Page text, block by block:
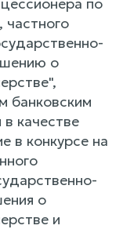
о
банковским
качестве
в конкурсе на
о
и